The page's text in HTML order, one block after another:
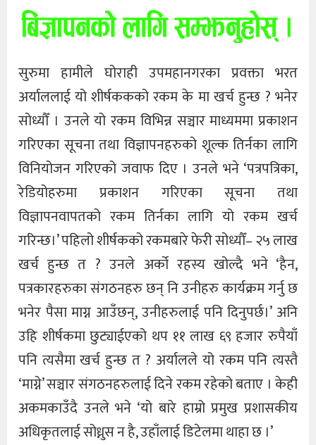
सुरुमा हामीले घोराही उपमहानगरका प्रवक्ता भरत
अर्याललाई यो शीर्षककको रकम के मा खर्च हुन्छ ? भनेर
सोध्यौँ । उनले यो रकम विभिन्न सञ्चार माध्यममा प्रकाशन
गरिएका सूचना तथा विज्ञापनहरुको शूल्क तिर्नका लागि
विनियोजन गरिएको जवाफ दिए । उनले भने ‘पत्रपत्रिका,
रेडियोहरुमा प्रकाशन गरिएका सूचना तथा
विज्ञापनवापतको रकम तिर्नका लागि यो रकम खर्च
गरिन्छ।’ पहिलो शीर्षकको रकमबारे फेरी सोध्यौँ– २५ लाख
खर्च हुन्छ त ? उनले अर्को रहस्य खोल्दै भने ‘हैन,
पत्रकारहरुका संगठनहरु छन् नि उनीहरु कार्यक्रम गर्नु छ
भनेर पैसा माग्न आउँछन्, उनीहरुलाई पनि दिनुपर्छ।’ अनि
उहि शीर्षकमा छुट्याईएको थप ११ लाख ६९ हजार रुपैयाँ
पनि त्यसैमा खर्च हुन्छ त ? अर्यालले यो रकम पनि त्यस्तै
‘माग्ने’ सञ्चार संगठनहरुलाई दिने रकम रहेको बताए । केही
अकमकाउँदै उनले भने ‘यो बारे हाम्रो प्रमुख प्रशासकीय
अधिकृतलाई सोध्नुस न है, उहाँलाई डिटेलमा थाहा छ ।’